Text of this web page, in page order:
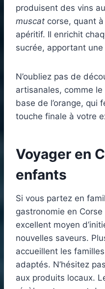
produisent des vins
muscat corse, quant
apéritif. Il enrichit
sucrée, apportant
N’oubliez pas de
artisanales, comme le
base de l’orange, qui
touche finale à votre
Voyager en
enfants
Si vous partez en
gastronomie en
excellent moyen
nouvelles saveurs.
accueillent les
adaptés. N’hésitez
aux produits locaux.